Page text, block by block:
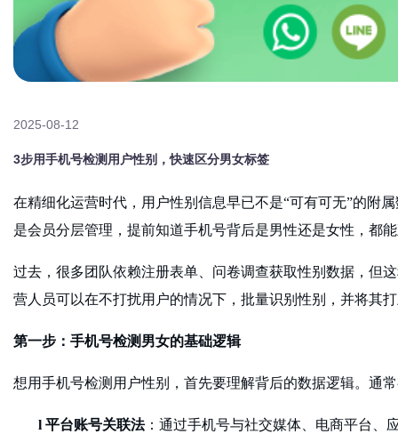
2025-08-12
3步用手机号检测用户性别，快速区分男女标签
在精细化运营时代，用户性别信息早已不是“可有可无”的附
是会员分层管理，提前知道手机号背后是男性还是女性，都
过去，很多团队依赖注册表单、问卷调查获取性别数据，但
营人员可以在不打扰用户的情况下，批量识别性别，并将其
第一步：手机号检测男女的基础逻辑
想用手机号检测用户性别，首先要理解背后的数据逻辑。通
l 平台账号关联法：通过手机号与社交媒体、电商平台、